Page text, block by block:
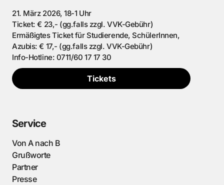
21. März 2026, 18-1 Uhr
Ticket: € 23,- (gg.falls zzgl. VVK-Gebühr)
Ermäßigtes Ticket für Studierende, SchülerInnen,
Azubis: € 17,- (gg.falls zzgl. VVK-Gebühr)
Info-Hotline: 0711/60 17 17 30
Tickets
Service
Von A nach B
Grußworte
Partner
Presse